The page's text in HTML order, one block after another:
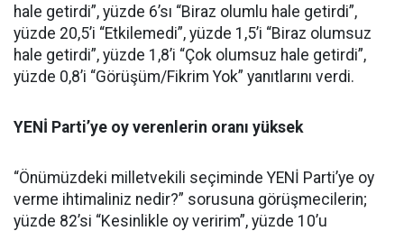
hale getirdi”, yüzde 6’sı “Biraz olumlu hale getirdi”,
yüzde 20,5’i “Etkilemedi”, yüzde 1,5’i “Biraz olumsuz
hale getirdi”, yüzde 1,8’i “Çok olumsuz hale getirdi”,
yüzde 0,8’i “Görüşüm/Fikrim Yok” yanıtlarını verdi.
YENİ Parti’ye oy verenlerin oranı yüksek
“Önümüzdeki milletvekili seçiminde YENİ Parti’ye oy
verme ihtimaliniz nedir?” sorusuna görüşmecilerin;
yüzde 82’si “Kesinlikle oy veririm”, yüzde 10’u